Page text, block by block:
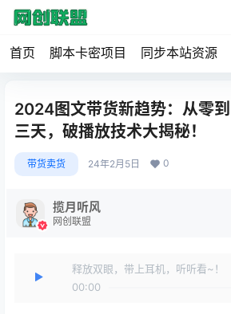
首页 脚本卡密项目 同步本站资源
2024图文带货新趋势：从零
三天，破播放技术大揭秘！
带货卖货 24年2月5日 0
揽月听风
网创联盟
释放双眼，带上耳机，听听看~！
00:00